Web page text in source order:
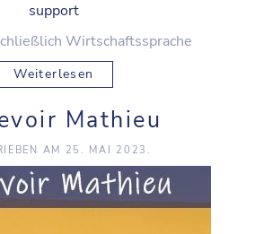
support
Wirtschaftssprache
Weiterlesen
Mathieu
AM 25. MAI 2023.